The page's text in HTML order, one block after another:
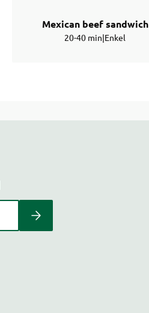
Mexican beef sandwich
20-40 min|Enkel